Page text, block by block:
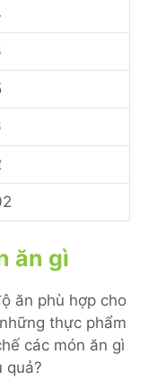
ăn gì
ăn phù hợp cho
thực phẩm
các món ăn gì
quả?